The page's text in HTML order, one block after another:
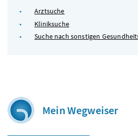
Arztsuche
Kliniksuche
Suche nach sonstigen
Mein Wegweiser